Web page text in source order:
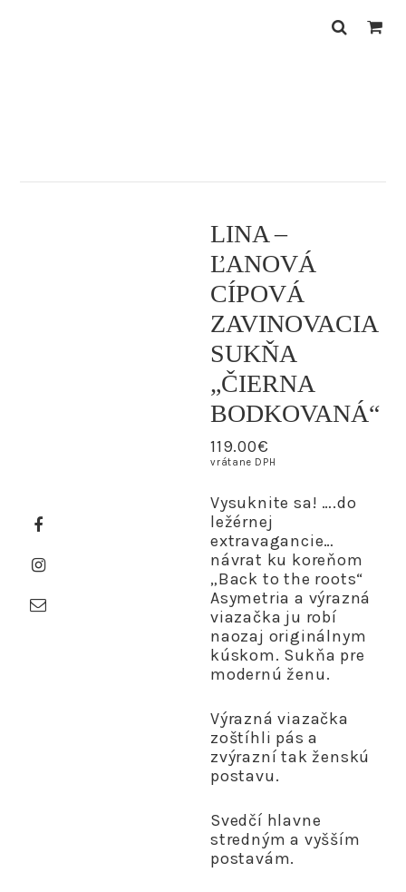
LINA –
ĽANOVÁ
CÍPOVÁ
ZAVINOVACIA
SUKŇA
„ČIERNA
BODKOVANÁ“
119.00€
vrátane DPH
Vysuknite sa! ….do
ležérnej
extravagancie…
návrat ku koreňom
„Back to the roots“
Asymetria a výrazná
viazačka ju robí
naozaj originálnym
kúskom. Sukňa pre
modernú ženu.
Výrazná viazačka
zoštíhli pás a
zvýrazní tak ženskú
postavu.
Svedčí hlavne
stredným a vyšším
postavám.